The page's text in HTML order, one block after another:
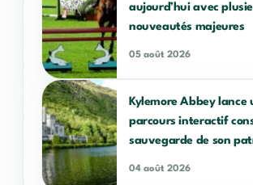
aujourd’hui avec
nouveautés majeures
05 août 2026
Kylemore Abbey lance
parcours interactif
sauvegarde de son
04 août 2026